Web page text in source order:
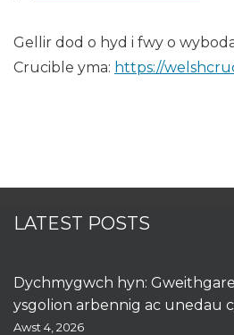
Gellir dod o hyd i fwy o
Crucible yma: https://
LATEST POSTS
Dychmygwch hyn:
ysgolion arbennig ac unedau
Awst 4, 2026